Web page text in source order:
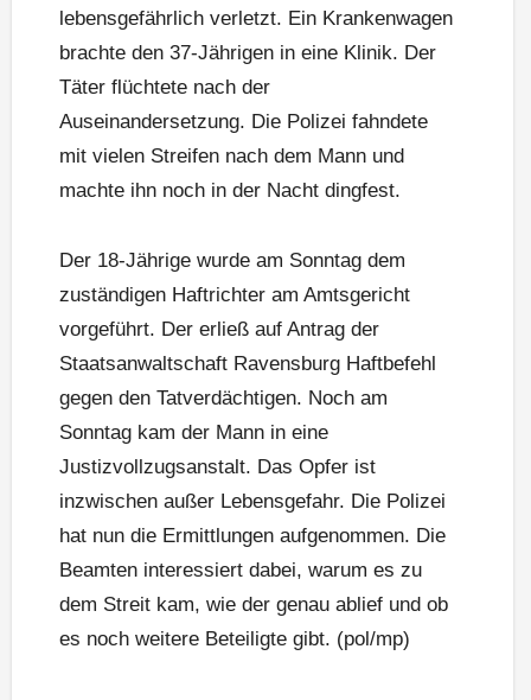
lebensgefährlich verletzt. Ein Krankenwagen
brachte den 37-Jährigen in eine Klinik. Der
Täter flüchtete nach der
Auseinandersetzung. Die Polizei fahndete
mit vielen Streifen nach dem Mann und
machte ihn noch in der Nacht dingfest.
Der 18-Jährige wurde am Sonntag dem
zuständigen Haftrichter am Amtsgericht
vorgeführt. Der erließ auf Antrag der
Staatsanwaltschaft Ravensburg Haftbefehl
gegen den Tatverdächtigen. Noch am
Sonntag kam der Mann in eine
Justizvollzugsanstalt. Das Opfer ist
inzwischen außer Lebensgefahr. Die Polizei
hat nun die Ermittlungen aufgenommen. Die
Beamten interessiert dabei, warum es zu
dem Streit kam, wie der genau ablief und ob
es noch weitere Beteiligte gibt. (pol/mp)